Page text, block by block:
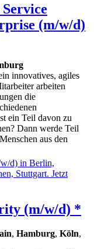
(m/w/d)
innovatives, agiles
arbeiten
die
ein Teil davon zu
Dann werde Teil
aus den
(m/w/d) *
, Hamburg, Köln,